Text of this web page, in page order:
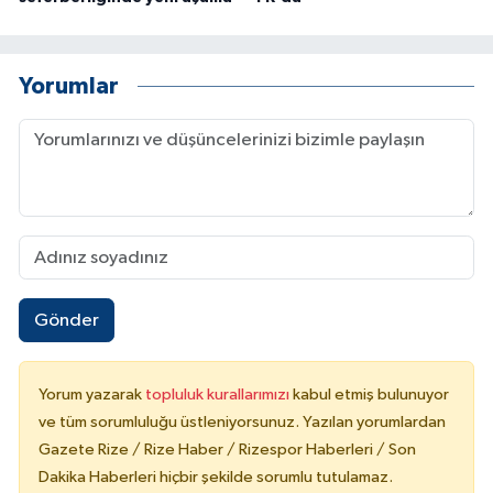
Yorumlar
Gönder
Yorum yazarak topluluk kurallarımızı kabul etmiş bulunuyor
ve tüm sorumluluğu üstleniyorsunuz. Yazılan yorumlardan
Gazete Rize / Rize Haber / Rizespor Haberleri / Son
Dakika Haberleri hiçbir şekilde sorumlu tutulamaz.